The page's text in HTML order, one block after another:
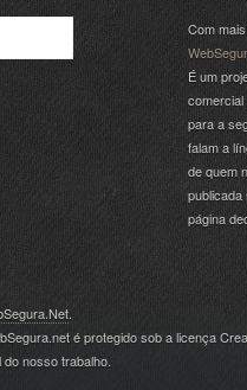
Com
É um
para a
falam a
de quem
publicada
página
.
é protegido sob a licença
nosso trabalho.